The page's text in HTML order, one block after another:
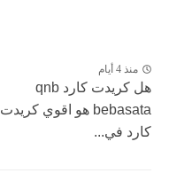
منذ 4 أيام
هل كريدت كارد qnb
bebasata هو اقوي كريدت
كارد في...